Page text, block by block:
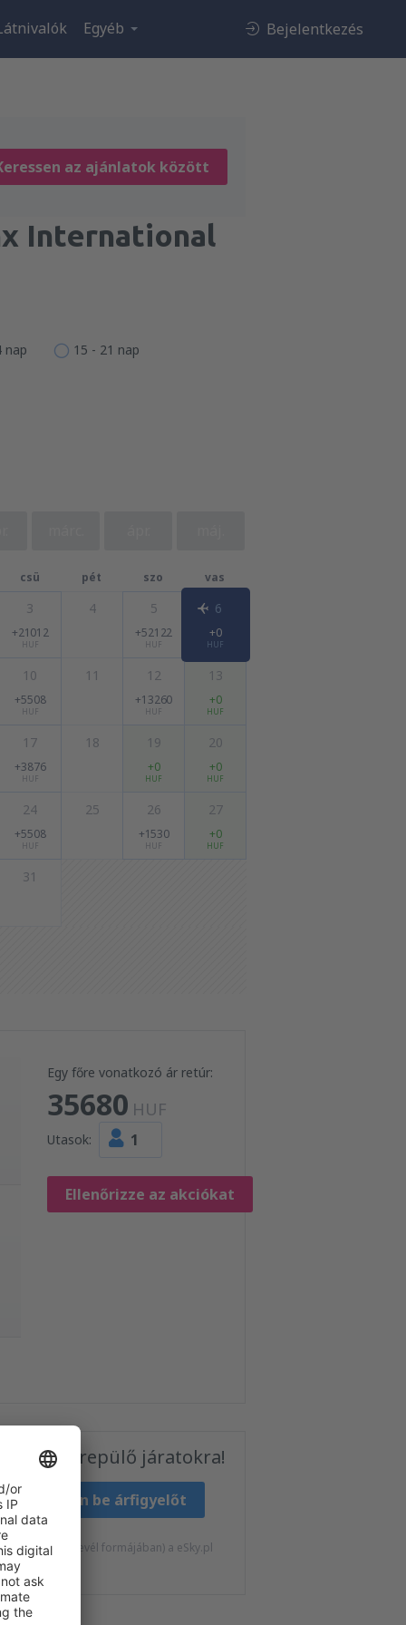
Egyéb Bejelentkezés
az ajánlatok között
International
nap 15 - 21 nap
csü pét szo vas
3
+21012
HUF
4 5
+52122
HUF
6
+0
HUF
10
+5508
HUF
11 12
+13260
HUF
13
+0
HUF
17
+3876
HUF
18 19
+0
HUF
20
+0
HUF
24
+5508
HUF
25 26
+1530
HUF
27
+0
HUF
31
Egy főre vonatkozó ár retúr:
35680 HUF
Utasok: 1
Ellenőrizze az akciókat
Sphinx repülő járatokra!
Állítson be árfigyelőt
kapjak (hírlevél formájában) a eSky.pl